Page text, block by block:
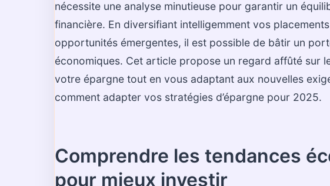
nécessite une analyse minutieuse pour garantir un
financière. En diversifiant intelligemment vos
opportunités émergentes, il est possible de bâtir un
économiques. Cet article propose un regard affûté sur
votre épargne tout en vous adaptant aux nouvelles
comment adapter vos stratégies d’épargne pour 2025.
Comprendre les tendances
pour mieux investir